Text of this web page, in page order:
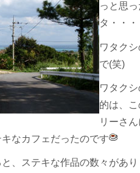
っと思
タ・・
ワタク
で(笑)
ワタク
的は、
リーさ
なカフェだったのです
、ステキな作品の数々があり